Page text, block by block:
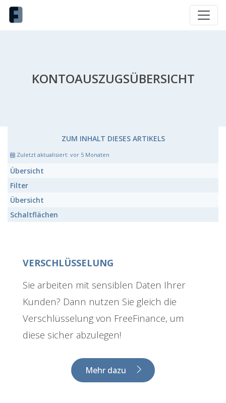
KONTOAUSZUGSÜBERSICHT
ZUM INHALT DIESES ARTIKELS
Zuletzt aktualisiert: vor 5 Monaten
Übersicht
Filter
Übersicht
Schaltflächen
VERSCHLÜSSELUNG
Sie arbeiten mit sensiblen Daten Ihrer
Kunden? Dann nutzen Sie gleich die
Verschlüsselung von FreeFinance, um
diese sicher abzulegen!
Mehr dazu